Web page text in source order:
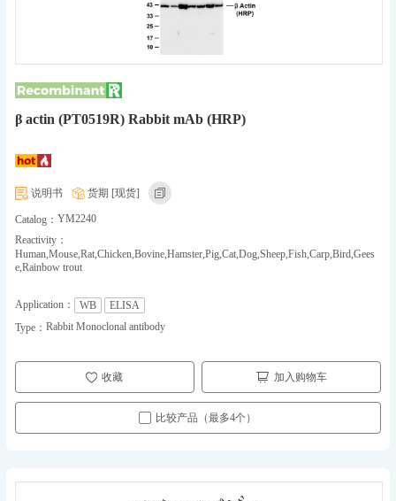
β actin (PT0519R) Rabbit mAb (HRP)
说明书 货期 [现货]
Catalog： YM2240
Reactivity：
Human,Mouse,Rat,Chicken,Bovine,Hamster,Pig,Cat,Dog,Sheep,Fish,Carp,Bird,Gees
e,Rainbow trout
Application： WB
ELISA
Type： Rabbit Monoclonal antibody
收藏 加入购物车
比较产品（最多4个）